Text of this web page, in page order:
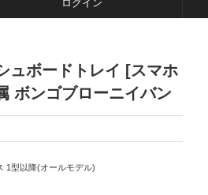
ログイン
ュボードトレイ [スマホ
ボンゴブローニイバン
1型以降(オールモデル)